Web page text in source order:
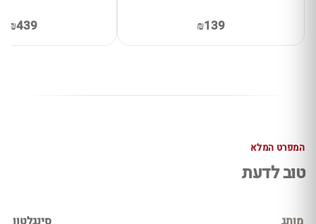
₪139
₪439
המפרט המלא
טוב לדעת